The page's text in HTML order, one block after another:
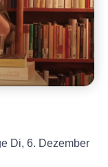
Di, 6. Dezember